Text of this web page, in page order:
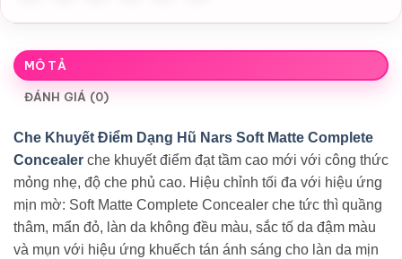
MÔ TẢ
ĐÁNH GIÁ (0)
Che Khuyết Điểm Dạng Hũ Nars Soft Matte Complete
Concealer che khuyết điểm đạt tầm cao mới với công thức
mỏng nhẹ, độ che phủ cao. Hiệu chỉnh tối đa với hiệu ứng
mịn mờ: Soft Matte Complete Concealer che tức thì quầng
thâm, mẩn đỏ, làn da không đều màu, sắc tố da đậm màu
và mụn với hiệu ứng khuếch tán ánh sáng cho làn da mịn